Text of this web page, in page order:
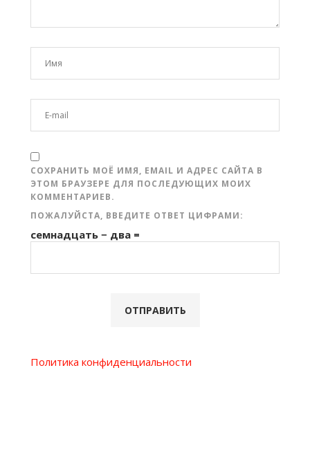
СОХРАНИТЬ МОЁ ИМЯ, EMAIL И АДРЕС САЙТА В
ЭТОМ БРАУЗЕРЕ ДЛЯ ПОСЛЕДУЮЩИХ МОИХ
КОММЕНТАРИЕВ.
ПОЖАЛУЙСТА, ВВЕДИТЕ ОТВЕТ ЦИФРАМИ:
семнадцать − два =
Политика конфиденциальности